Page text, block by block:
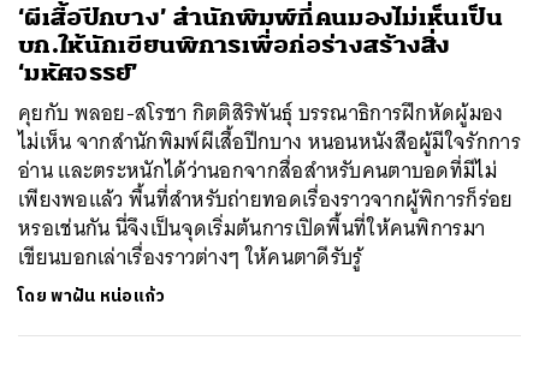
‘ผีเสื้อปีกบาง’ สำนักพิมพ์ที่คนมองไม่เห็นเป็น
บก.ให้นักเขียนพิการเพื่อก่อร่างสร้างสิ่ง
‘มหัศจรรย์’
คุยกับ พลอย-สโรชา กิตติสิริพันธุ์ บรรณาธิการฝึกหัดผู้มอง
ไม่เห็น จากสำนักพิมพ์ผีเสื้อปีกบาง หนอนหนังสือผู้มีใจรักการ
อ่าน และตระหนักได้ว่านอกจากสื่อสำหรับคนตาบอดที่มีไม่
เพียงพอแล้ว พื้นที่สำหรับถ่ายทอดเรื่องราวจากผู้พิการก็ร่อย
หรอเช่นกัน นี่จึงเป็นจุดเริ่มต้นการเปิดพื้นที่ให้คนพิการมา
เขียนบอกเล่าเรื่องราวต่างๆ ให้คนตาดีรับรู้
โดยพาฝัน หน่อแก้ว